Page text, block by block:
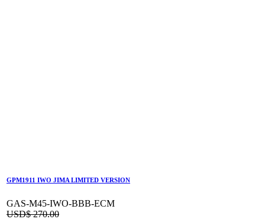
GPM1911 IWO JIMA LIMITED VERSION
GAS-M45-IWO-BBB-ECM
USD$270.00